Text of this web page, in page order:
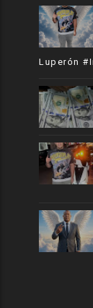
Luperón